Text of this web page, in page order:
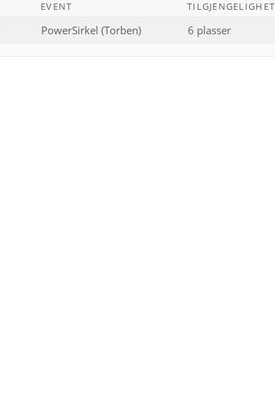
EVENT TILGJENGELIGHET
PowerSirkel (Torben) 6 plasser